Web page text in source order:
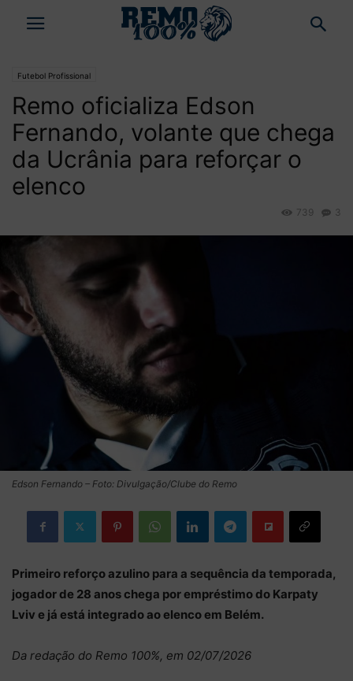
Futebol Profissional
Remo oficializa Edson
Fernando, volante que chega
da Ucrânia para reforçar o
elenco
3
739
Edson Fernando – Foto: Divulgação/Clube do Remo
Primeiro reforço azulino para a sequência da temporada,
jogador de 28 anos chega por empréstimo do Karpaty
Lviv e já está integrado ao elenco em Belém.
Da redação do Remo 100%, em 02/07/2026